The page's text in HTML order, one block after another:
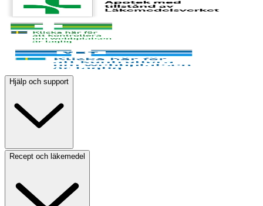
Hjälp och support
Recept och läkemedel